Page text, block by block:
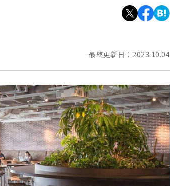
最終更新日： 2023.10.04